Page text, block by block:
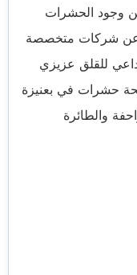
وجود الحشرات
عن شركات متخصصة
للقلق عزيزي
حشرات في بعنيزة
والطائرة